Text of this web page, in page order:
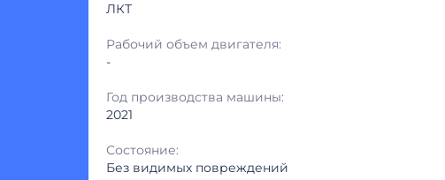
ЛКТ
Рабочий объем двигателя:
-
Год производства машины:
2021
Состояние:
Без видимых повреждений